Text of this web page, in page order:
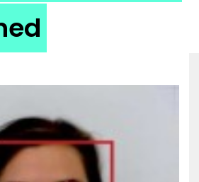
KULT
UTCA
MÉDIAAJÁNLAT
IMPRESSZUM
PR-ARCHÍVUM
ADATKEZELÉSI TÁJÉKOZTATÓ